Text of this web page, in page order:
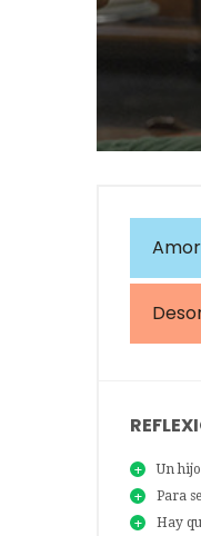
Un
Para
Hay